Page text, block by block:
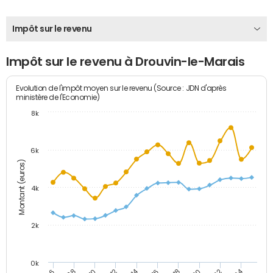
Impôt sur le revenu
Impôt sur le revenu à Drouvin-le-Marais
Montant (euros)
Evolution de l'impôt moyen sur le revenu (Source : JDN d'après
ministère de l'Economie)
0k
2k
4k
6k
8k